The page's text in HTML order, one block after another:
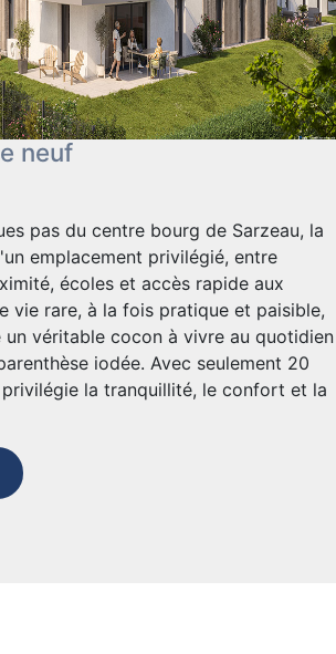
neuf
pas du centre bourg de Sarzeau, la
emplacement privilégié, entre
écoles et accès rapide aux
vie rare, à la fois pratique et paisible,
véritable cocon à vivre au quotidien
iodée. Avec seulement 20
la tranquillité, le confort et la